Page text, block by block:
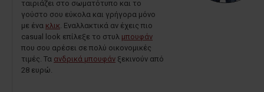
ταιριάζει στο σωματότυπο και το
γούστο σου εύκολα και γρήγορα μόνο
με ένα κλικ . Εναλλακτικά αν έχεις πιο
casual look επίλεξε το στυλ μπουφάν
που σου αρέσει σε πολύ οικονομικές
τιμές. Τα ανδρικά μπουφάν ξεκινούν από
28 ευρώ.